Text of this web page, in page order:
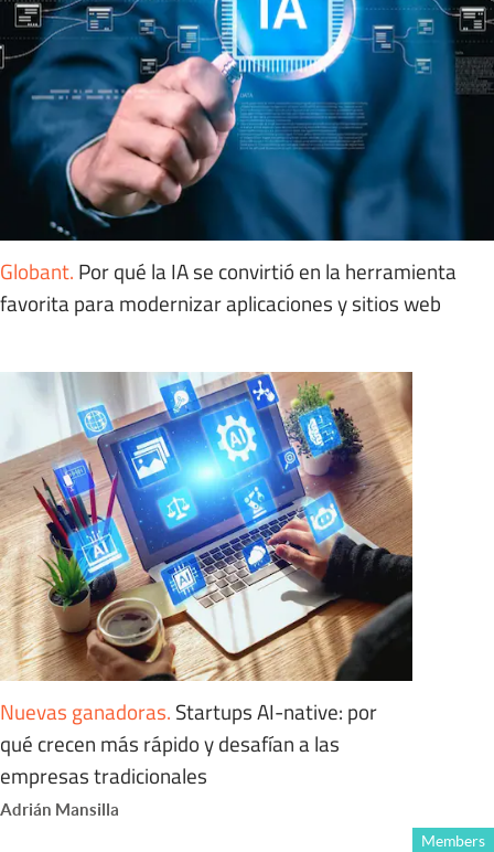
Globant. Por qué la IA se convirtió en la herramienta
favorita para modernizar aplicaciones y sitios web
Nuevas ganadoras. Startups AI-native: por
qué crecen más rápido y desafían a las
empresas tradicionales
Adrián Mansilla
Members